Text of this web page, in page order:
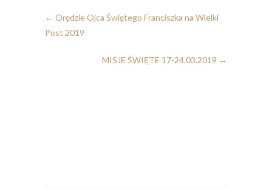
← Orędzie Ojca Świętego Franciszka na Wielki
Post 2019
MISJE ŚWIĘTE 17-24.03.2019 →